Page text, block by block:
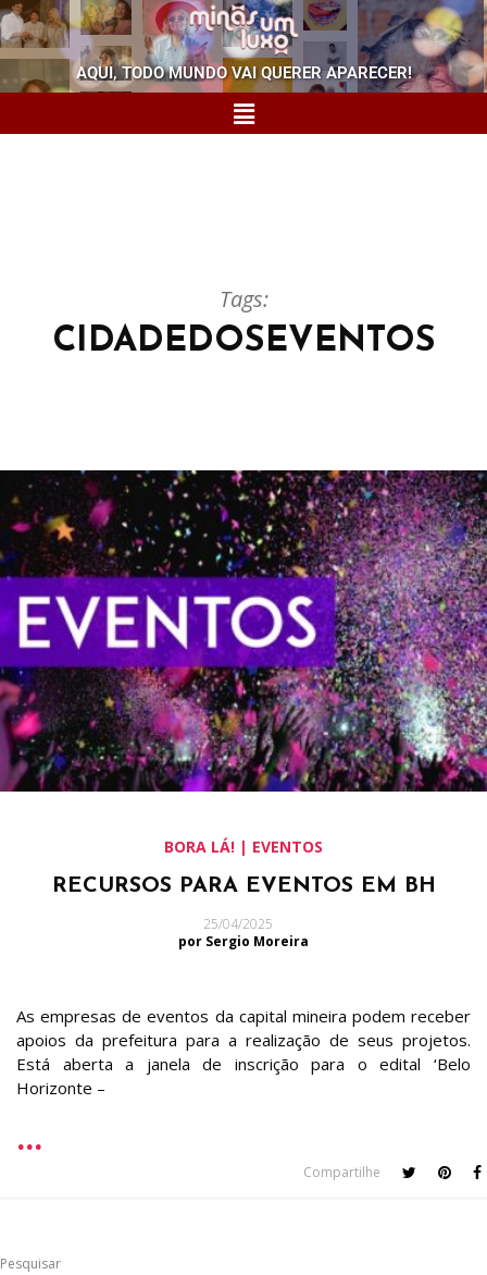
AQUI, TODO MUNDO VAI QUERER APARECER!
Tags:
CIDADEDOSEVENTOS
BORA LÁ! | EVENTOS
RECURSOS PARA EVENTOS EM BH
25/04/2025
por Sergio Moreira
As empresas de eventos da capital mineira podem receber
apoios da prefeitura para a realização de seus projetos.
Está aberta a janela de inscrição para o edital ‘Belo
Horizonte –
Compartilhe
Pesquisar